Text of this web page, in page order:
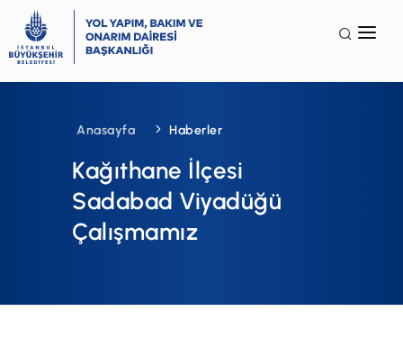
Terminoloji
SSS
Anasayfa Haberler
Kağıthane İlçesi
Sadabad Viyadüğü
Çalışmamız